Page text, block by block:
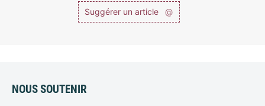
Suggérer un article @
NOUS SOUTENIR